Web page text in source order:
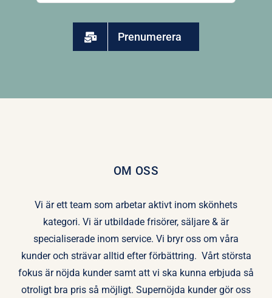
Prenumerera
OM OSS
Vi är ett team som arbetar aktivt inom skönhets
kategori. Vi är utbildade frisörer, säljare & är
specialiserade inom service. Vi bryr oss om våra
kunder och strävar alltid efter förbättring. Vårt största
fokus är nöjda kunder samt att vi ska kunna erbjuda så
otroligt bra pris så möjligt. Supernöjda kunder gör oss